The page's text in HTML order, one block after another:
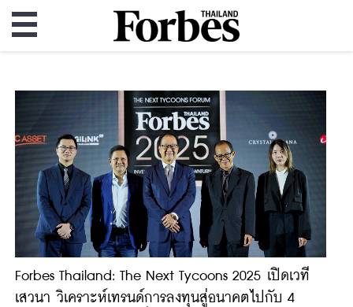
Forbes Thailand: The Next Tycoons 2025 เปิดเวที
เสวนา วิเคราะห์เทรนด์การลงทุนสู่อนาคตไปกับ 4